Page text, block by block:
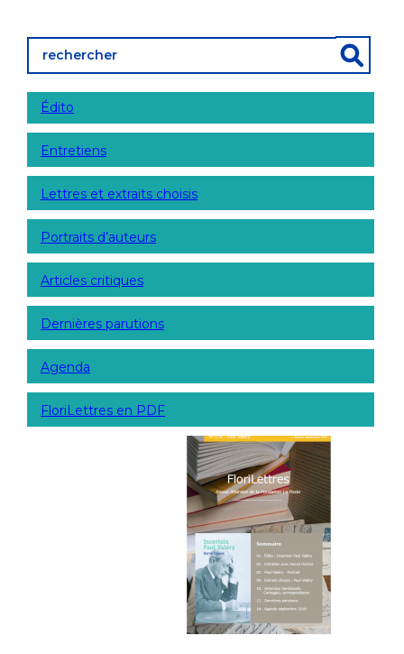
Édito
Entretiens
Lettres et extraits choisis
Portraits d’auteurs
Articles critiques
Dernières parutions
Agenda
FloriLettres en PDF